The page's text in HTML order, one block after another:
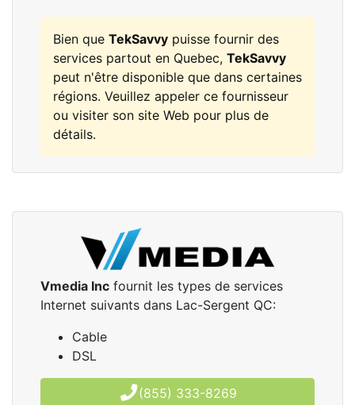
Bien que TekSavvy puisse fournir des
services partout en Quebec, TekSavvy
peut n'être disponible que dans certaines
régions. Veuillez appeler ce fournisseur
ou visiter son site Web pour plus de
détails.
Vmedia Inc fournit les types de services
Internet suivants dans Lac-Sergent QC:
Cable
DSL
(855) 333-8269